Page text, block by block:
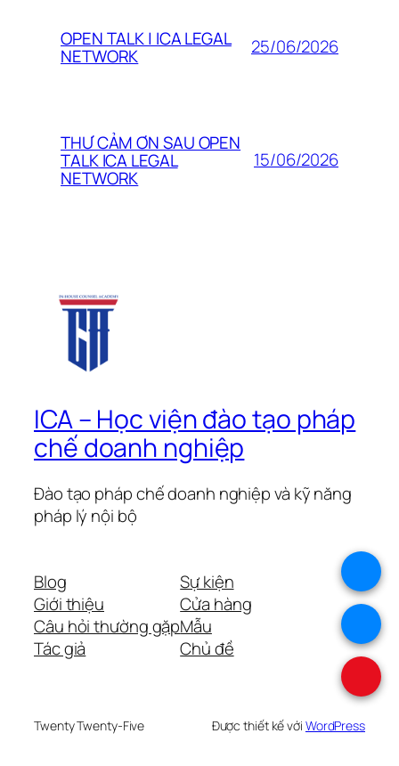
OPEN TALK | ICA LEGAL
NETWORK 25/06/2026
THƯ CẢM ƠN SAU OPEN
TALK ICA LEGAL
NETWORK
15/06/2026
ICA – Học viện đào tạo pháp
chế doanh nghiệp
Đào tạo pháp chế doanh nghiệp và kỹ năng
pháp lý nội bộ
Blog
Giới thiệu
Câu hỏi thường gặp
Tác giả
Sự kiện
Cửa hàng
Mẫu
Chủ đề
Twenty Twenty-Five Được thiết kế với WordPress